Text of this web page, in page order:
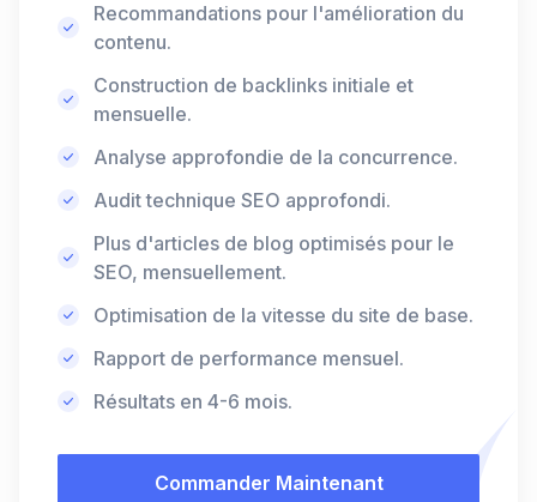
Recommandations pour l'amélioration du
contenu.
Construction de backlinks initiale et
mensuelle.
Analyse approfondie de la concurrence.
Audit technique SEO approfondi.
Plus d'articles de blog optimisés pour le
SEO, mensuellement.
Optimisation de la vitesse du site de base.
Rapport de performance mensuel.
Résultats en 4-6 mois.
Commander Maintenant